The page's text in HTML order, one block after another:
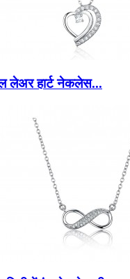
लेअर हार्ट नेकलेस...